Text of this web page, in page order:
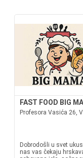
FAST FOOD BIG
Profesora Vasića 26,
Dobrodošli u svet
nas vas čekaju